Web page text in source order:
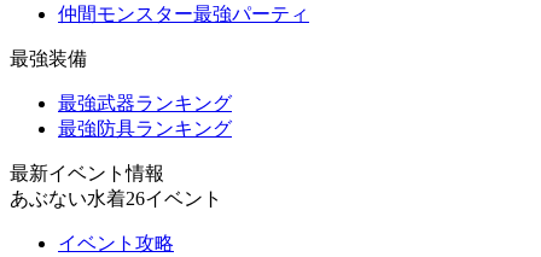
仲間モンスター最強パーティ
最強装備
最強武器ランキング
最強防具ランキング
最新イベント情報
あぶない水着26イベント
イベント攻略